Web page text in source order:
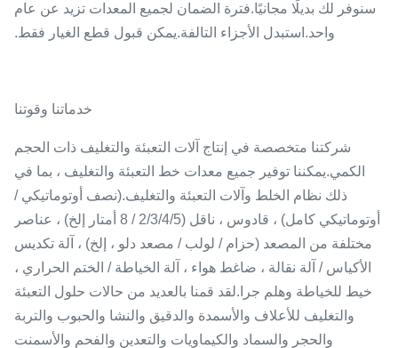
سنوفر لك بديلًا مجانيًا.فترة الضمان لجميع المعدات تزيد عن عام
واحد.استبدل الأجزاء التالفة.يمكن قبول قطع الغيار فقط.
خدماتنا وقوتنا
شركتنا متخصصة في إنتاج آلات التعبئة والتغليف ذات الحجم
الكمي.يمكننا توفير جميع معدات خط التعبئة والتغليف ، بما في
ذلك نظام الخلط وآلات التعبئة والتغليف.(نصف أوتوماتيكي /
أوتوماتيكي كامل) ، قادوس ، ناقل (2/3/4/5 / 8 أمتار إلخ) ، عناصر
مختلفة من المصعد (حزام / لولب / مصعد دلو ، إلخ) ، آلة تكديس
الأكياس / آلة نقالة ، ضاغط هواء ، آلة الخياطة / الختم الحراري ،
خيط للخياطة وهلم جرا.لقد قمنا بالعديد من حالات حلول التعبئة
والتغليف للأعلاف والأسمدة والدقيق والنشا والحبوب والتربة
والحجر والسماد والكيماويات والتعدين والفحم والأسمنت